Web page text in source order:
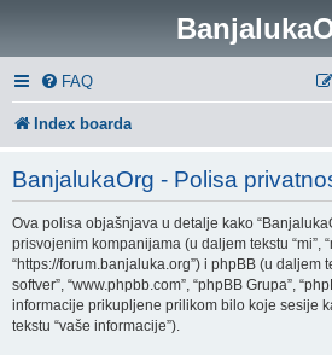
FAQ
Index boarda
BanjalukaOrg - Polisa
Ova polisa objašnjava u detalje kako
prisvojenim kompanijama (u daljem tekstu “mi”,
“https://forum.banjaluka.org”) i phpBB (u daljem
softver”, “www.phpbb.com”, “phpBB Grupa”,
informacije prikupljene prilikom bilo koje sesije
tekstu “vaše informacije”).